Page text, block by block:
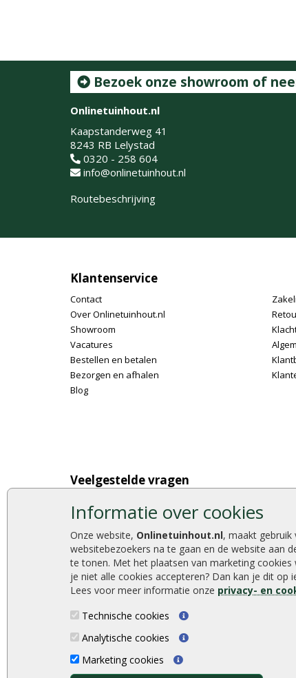
Informatie over cookies
Onze website, Onlinetuinhout.nl, maakt gebruik
websitebezoekers na te gaan en de website aan
te tonen. Met het plaatsen van marketing
je niet alle cookies accepteren? Dan kan je dit op
Lees voor meer informatie onze privacy- en
Technische cookies
Analytische cookies
Marketing cookies
Bezoek onze showroom of
Onlinetuinhout.nl
Kaapstanderweg 41
8243 RB Lelystad
0320 - 258 604
info@onlinetuinhout.nl
Routebeschrijving
Klantenservice
Contact
Over Onlinetuinhout.nl
Showroom
Vacatures
Bestellen en betalen
Bezorgen en afhalen
Blog
Veelgestelde vragen
Berekenen van de hoeveelheid
Foto's en voorbeelden
Montage
Gekeurd hout
De fundering van een vlonder leggen
Hoe zelf een houten overkapping maken
De 9
Onlinetuinhout.nl ©2026